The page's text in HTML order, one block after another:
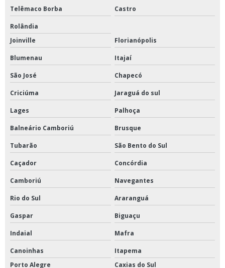
Telêmaco Borba Castro
Rolândia
Joinville
Florianópolis
Blumenau Itajaí
São José Chapecó
Criciúma Jaraguá do sul
Lages Palhoça
Balneário Camboriú Brusque
Tubarão São Bento do Sul
Caçador Concórdia
Camboriú Navegantes
Rio do Sul Araranguá
Gaspar Biguaçu
Indaial Mafra
Canoinhas
Itapema
Porto Alegre
Caxias do Sul